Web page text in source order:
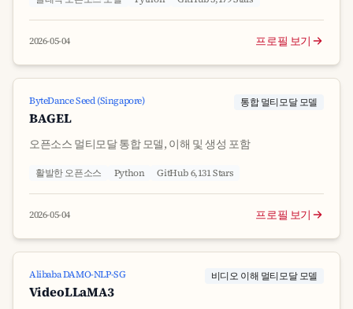
2026-05-04 프로필 보기
ByteDance Seed (Singapore)
BAGEL
통합 멀티모달 모델
오픈소스 멀티모달 통합 모델, 이해 및 생성 포함
활발한 오픈소스 Python GitHub 6,131 Stars
2026-05-04 프로필 보기
Alibaba DAMO-NLP-SG
VideoLLaMA3
비디오 이해 멀티모달 모델